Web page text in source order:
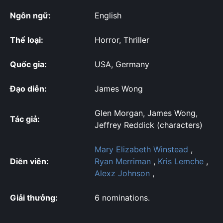
Ngôn ngữ: English
Thể loại: Horror, Thriller
Quốc gia: USA, Germany
Đạo diễn: James Wong
Tác giả:
Glen Morgan, James Wong,
Jeffrey Reddick (characters)
Diễn viên:
Mary Elizabeth Winstead ,
Ryan Merriman , Kris Lemche ,
Alexz Johnson ,
Giải thưởng: 6 nominations.